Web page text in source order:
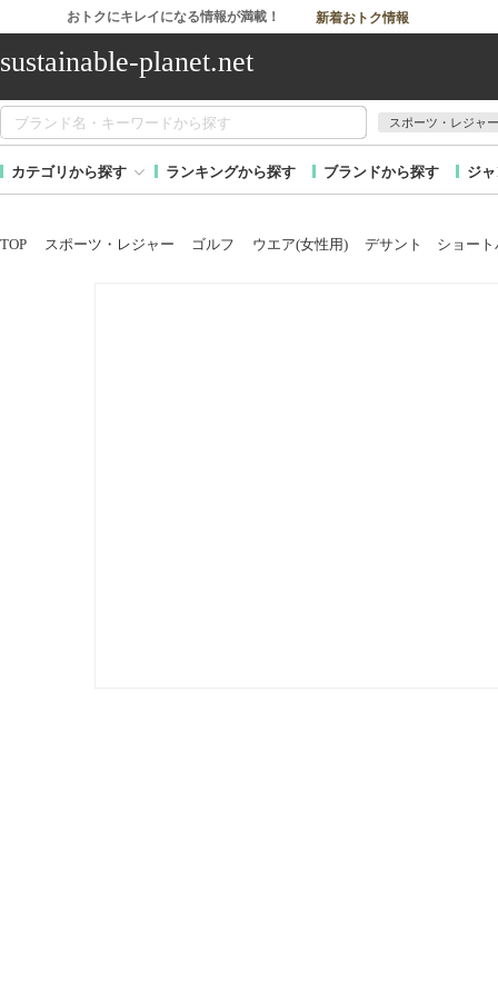
おトクにキレイになる情報が満載！ 新着おトク情報
sustainable-planet.net
スポーツ・レジャー
カテゴリから探す ランキングから探す ブランドから探す ジ
TOP スポーツ・レジャー ゴルフ ウエア(女性用) デサント ショー